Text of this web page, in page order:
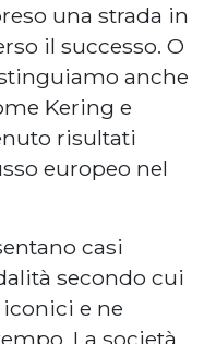
una strada in
il successo. O
anche
Kering e
risultati
europeo nel
casi
secondo cui
e ne